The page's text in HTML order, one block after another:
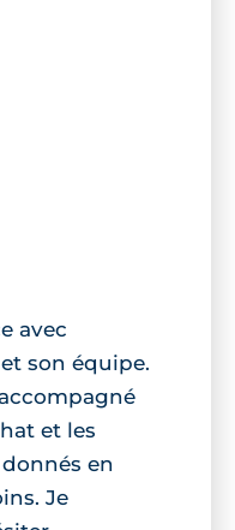
avec
son équipe.
et les
en
Je